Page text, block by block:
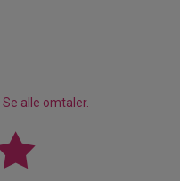
Se alle omtaler.